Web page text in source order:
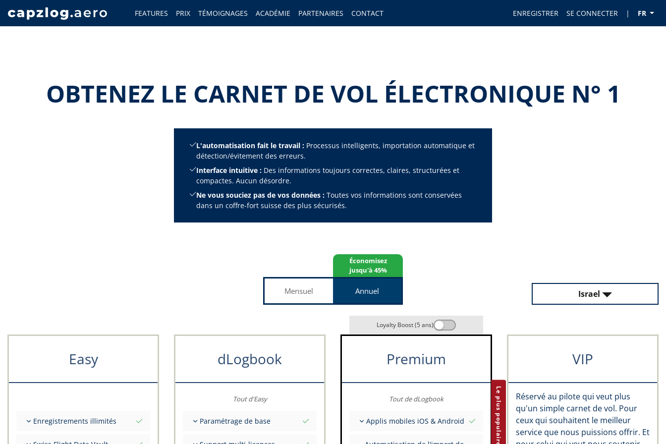
FEATURES PRIX TÉMOIGNAGES ACADÉMIE PARTENAIRES CONTACT ENREGISTRER SE CONNECTER | FR
OBTENEZ LE CARNET DE VOL ÉLECTRONIQUE N° 1
L'automatisation fait le travail : Processus intelligents, importation automatique et
détection/évitement des erreurs.
Interface intuitive : Des informations toujours correctes, claires, structurées et
compactes. Aucun désordre.
Ne vous souciez pas de vos données : Toutes vos informations sont conservées
dans un coffre-fort suisse des plus sécurisés.
Économisez
jusqu'à 45%
Mensuel Annuel Israel
Easy
Enregistrements illimités
dLogbook
Tout d'Easy
Paramétrage de base Le plus populaire
Loyalty Boost (5 ans)
Premium
Tout de dLogbook
Applis mobiles iOS & Android
VIP
Réservé au pilote qui veut plus
qu'un simple carnet de vol. Pour
ceux qui souhaitent le meilleur
service que nous puissions offrir. Et